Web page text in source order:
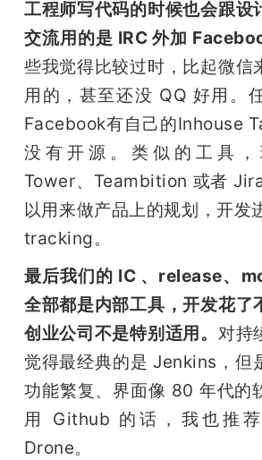
工程师写代码的时候也会跟设
交流用的是 IRC 外加
些我觉得比较过时，比起微信
用的，甚至还没 QQ 好用。
Facebook有自己的Inhouse
没有开源。类似的工具，
Tower、Teambition 或者
以用来做产品上的规划，开发
tracking。
最后我们的 IC 、release、
全部都是内部工具，开发花了
创业公司不是特别适用。 对持
觉得最经典的是 Jenkins，但
功能繁复、界面像 80 年代的
用 Github 的话，我也推
Drone。